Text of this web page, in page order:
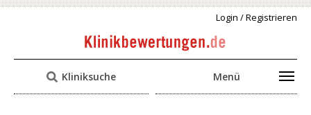
Login / Registrieren
Kliniksuche Menü